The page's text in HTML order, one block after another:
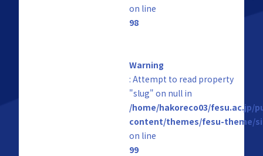
on line
98
Warning
: Attempt to read property
"slug" on null in
/home/hakoreco03/fesu.ac.jp/
content/themes/fesu-theme/
on line
99